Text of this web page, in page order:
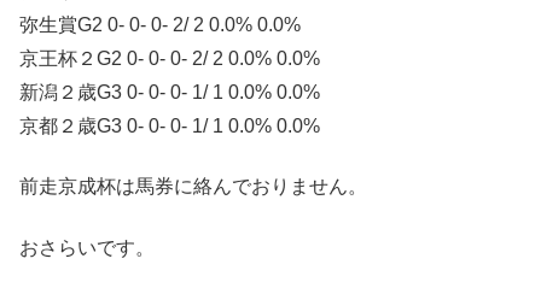
弥生賞G2 0- 0- 0- 2/ 2 0.0% 0.0%
京王杯２G2 0- 0- 0- 2/ 2 0.0% 0.0%
新潟２歳G3 0- 0- 0- 1/ 1 0.0% 0.0%
京都２歳G3 0- 0- 0- 1/ 1 0.0% 0.0%
前走京成杯は馬券に絡んでおりません。
おさらいです。